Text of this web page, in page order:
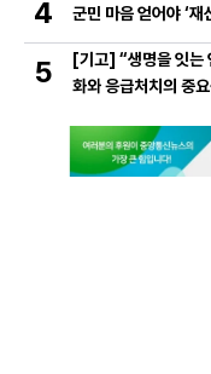
4 군민 마음 얻어야 ‘
5
[기고] “생명을 잇는
화와 응급처치의 중